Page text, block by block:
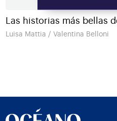
Las historias más bellas
Luisa Mattia / Valentina Belloni